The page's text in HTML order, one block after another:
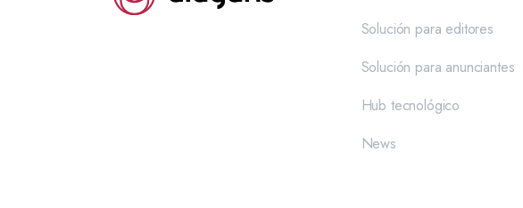
Solución para editores
Solución para anunciantes
Hub tecnológico
News